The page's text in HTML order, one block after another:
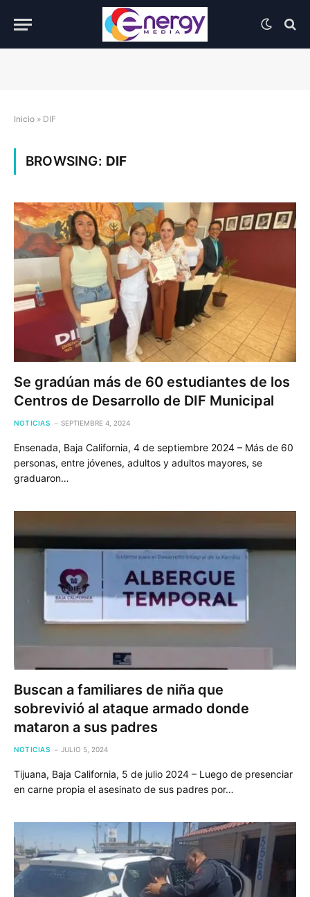
Inicio » DIF
BROWSING: DIF
Se gradúan más de 60 estudiantes de los
Centros de Desarrollo de DIF Municipal
NOTICIAS SEPTIEMBRE 4, 2024
Ensenada, Baja California, 4 de septiembre 2024 – Más de 60
personas, entre jóvenes, adultos y adultos mayores, se
graduaron…
Buscan a familiares de niña que
sobrevivió al ataque armado donde
mataron a sus padres
NOTICIAS JULIO 5, 2024
Tijuana, Baja California, 5 de julio 2024 – Luego de presenciar
en carne propia el asesinato de sus padres por…